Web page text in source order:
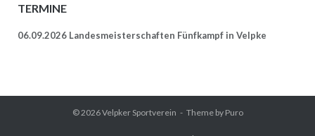
TERMINE
06.09.2026 Landesmeisterschaften Fünfkampf in Velpke
© 2026Velpker Sportverein Theme by Puro